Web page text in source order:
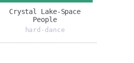
Crystal Lake-Space
People
hard-dance